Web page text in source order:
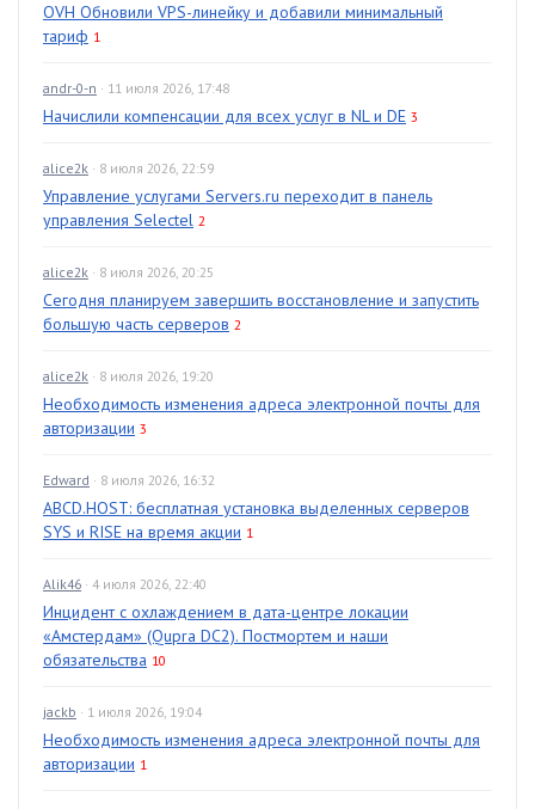
OVH Обновили VPS-линейку и добавили минимальный
тариф 1
andr-0-n · 11 июля 2026, 17:48
Начислили компенсации для всех услуг в NL и DE 3
alice2k · 8 июля 2026, 22:59
Управление услугами Servers.ru переходит в панель
управления Selectel 2
alice2k · 8 июля 2026, 20:25
Сегодня планируем завершить восстановление и запустить
большую часть серверов 2
alice2k · 8 июля 2026, 19:20
Необходимость изменения адреса электронной почты для
авторизации 3
Edward · 8 июля 2026, 16:32
ABCD.HOST: бесплатная установка выделенных серверов
SYS и RISE на время акции 1
Alik46 · 4 июля 2026, 22:40
Инцидент с охлаждением в дата-центре локации
«Амстердам» (Qupra DC2). Постмортем и наши
обязательства 10
jackb · 1 июля 2026, 19:04
Необходимость изменения адреса электронной почты для
авторизации 1